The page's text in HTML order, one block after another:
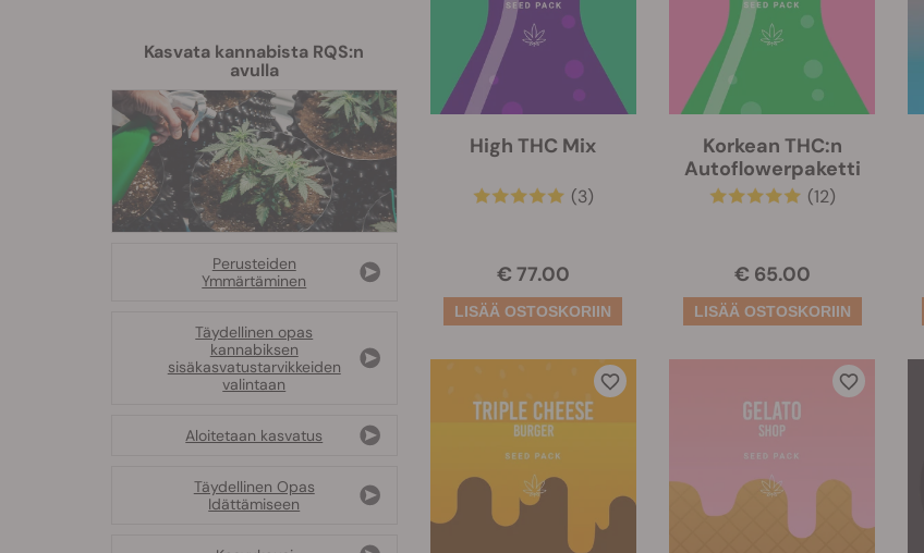
High THC Mix
(3)
€ 77.00
Korkean THC:n
Autoflowerpaketti
(12)
€ 65.00
Kasvata kannabista RQS:n
avulla
Perusteiden
Ymmärtäminen
Täydellinen opas
kannabiksen
sisäkasvatustarvikkeiden
valintaan
Aloitetaan kasvatus
Täydellinen Opas
Idättämiseen